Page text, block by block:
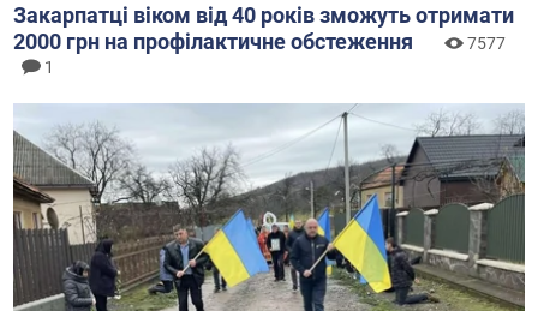
Закарпатці віком від 40 років зможуть отримати
2000 грн на профілактичне обстеження
7577
1